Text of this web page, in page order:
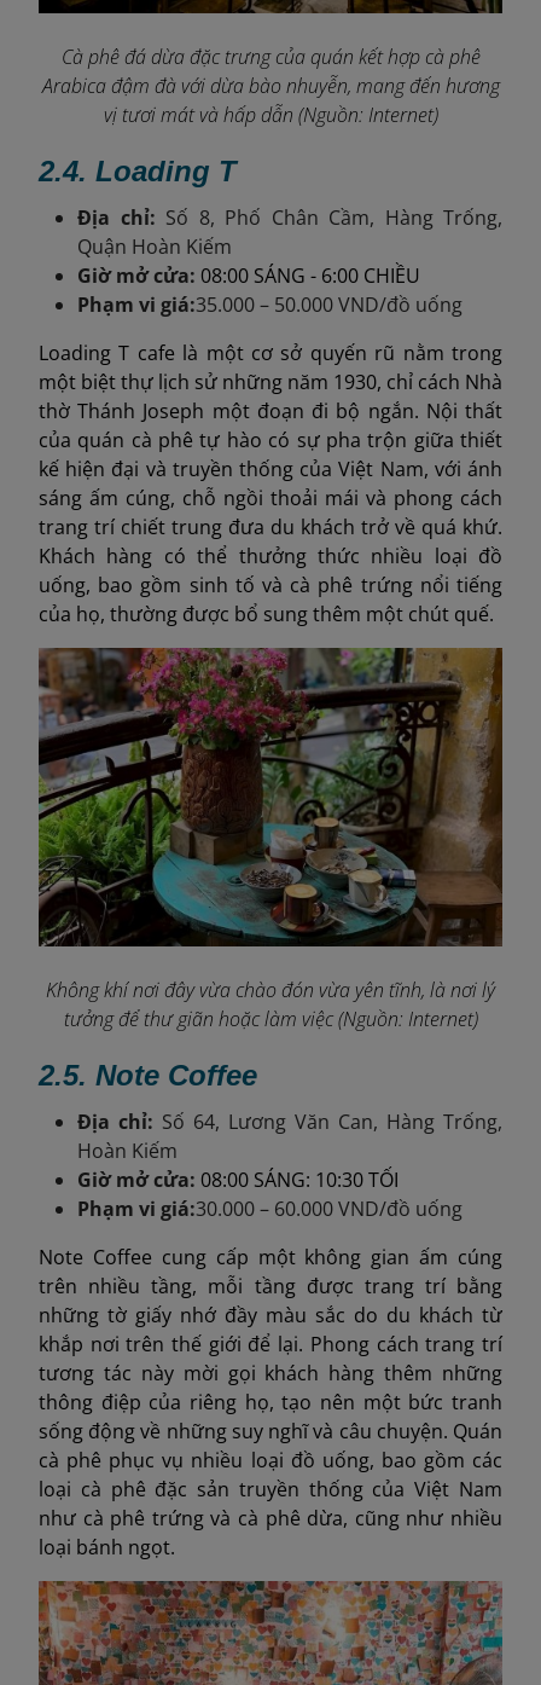
Cà phê đá dừa đặc trưng của quán kết hợp cà phê
Arabica đậm đà với dừa bào nhuyễn, mang đến hương
vị tươi mát và hấp dẫn (Nguồn: Internet)
2.4. Loading T
Địa chỉ: Số 8, Phố Chân Cầm, Hàng Trống,
Quận Hoàn Kiếm
Giờ mở cửa: 08:00 SÁNG - 6:00 CHIỀU
Phạm vi giá:35.000 – 50.000 VND/đồ uống
Loading T cafe là một cơ sở quyến rũ nằm trong
một biệt thự lịch sử những năm 1930, chỉ cách Nhà
thờ Thánh Joseph một đoạn đi bộ ngắn. Nội thất
của quán cà phê tự hào có sự pha trộn giữa thiết
kế hiện đại và truyền thống của Việt Nam, với ánh
sáng ấm cúng, chỗ ngồi thoải mái và phong cách
trang trí chiết trung đưa du khách trở về quá khứ.
Khách hàng có thể thưởng thức nhiều loại đồ
uống, bao gồm sinh tố và cà phê trứng nổi tiếng
của họ, thường được bổ sung thêm một chút quế.
Không khí nơi đây vừa chào đón vừa yên tĩnh, là nơi lý
tưởng để thư giãn hoặc làm việc (Nguồn: Internet)
2.5. Note Coffee
Địa chỉ: Số 64, Lương Văn Can, Hàng Trống,
Hoàn Kiếm
Giờ mở cửa: 08:00 SÁNG: 10:30 TỐI
Phạm vi giá:30.000 – 60.000 VND/đồ uống
Note Coffee cung cấp một không gian ấm cúng
trên nhiều tầng, mỗi tầng được trang trí bằng
những tờ giấy nhớ đầy màu sắc do du khách từ
khắp nơi trên thế giới để lại. Phong cách trang trí
tương tác này mời gọi khách hàng thêm những
thông điệp của riêng họ, tạo nên một bức tranh
sống động về những suy nghĩ và câu chuyện. Quán
cà phê phục vụ nhiều loại đồ uống, bao gồm các
loại cà phê đặc sản truyền thống của Việt Nam
như cà phê trứng và cà phê dừa, cũng như nhiều
loại bánh ngọt.